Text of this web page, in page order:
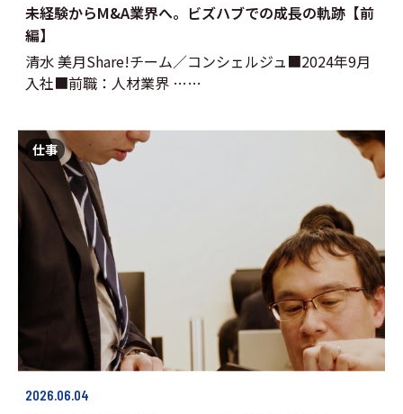
未経験からM&A業界へ。ビズハブでの成長の軌跡【前
編】
清水 美月Share!チーム／コンシェルジュ■2024年9月
入社■前職：人材業界 ……
2026.06.04
仕事